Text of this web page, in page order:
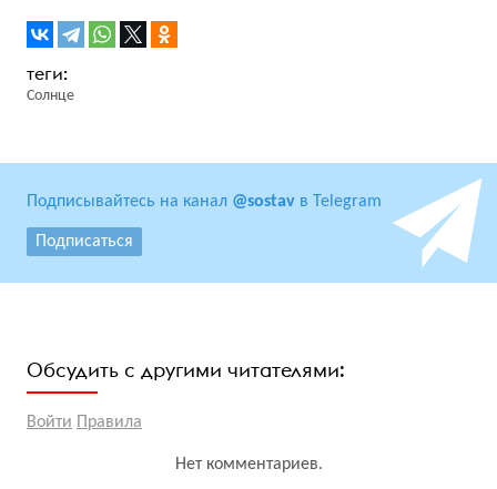
Солнце
Подписывайтесь на канал @sostav в Telegram
Подписаться
Обсудить с другими читателями:
Войти Правила
Нет комментариев.